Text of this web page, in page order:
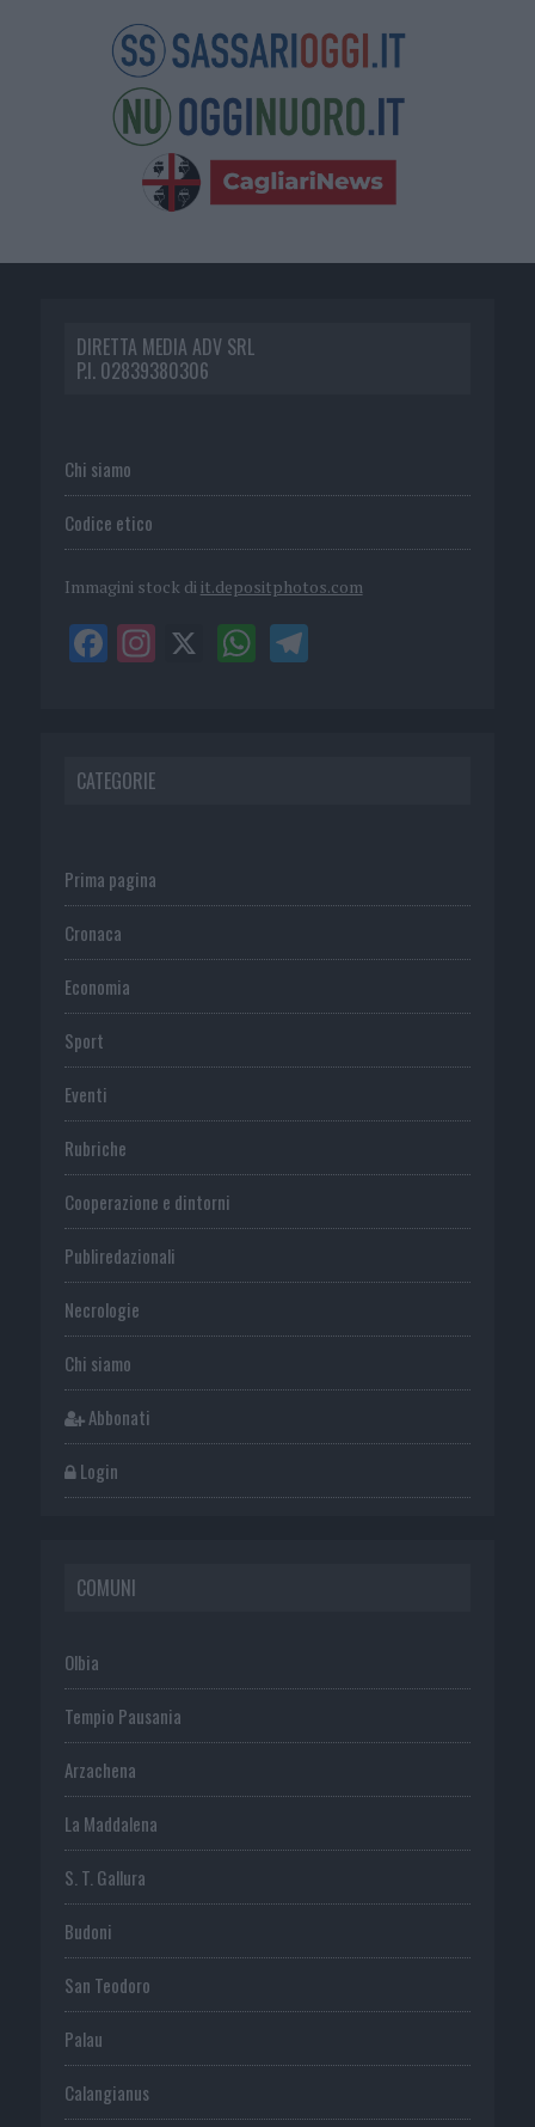
DIRETTA MEDIA ADV SRL
P.I. 02839380306
Chi siamo
Codice etico
Immagini stock di it.depositphotos.com
CATEGORIE
Prima pagina
Cronaca
Economia
Sport
Eventi
Rubriche
Cooperazione e dintorni
Publiredazionali
Necrologie
Chi siamo
Abbonati
Login
COMUNI
Olbia
Tempio Pausania
Arzachena
La Maddalena
S. T. Gallura
Budoni
San Teodoro
Palau
Calangianus